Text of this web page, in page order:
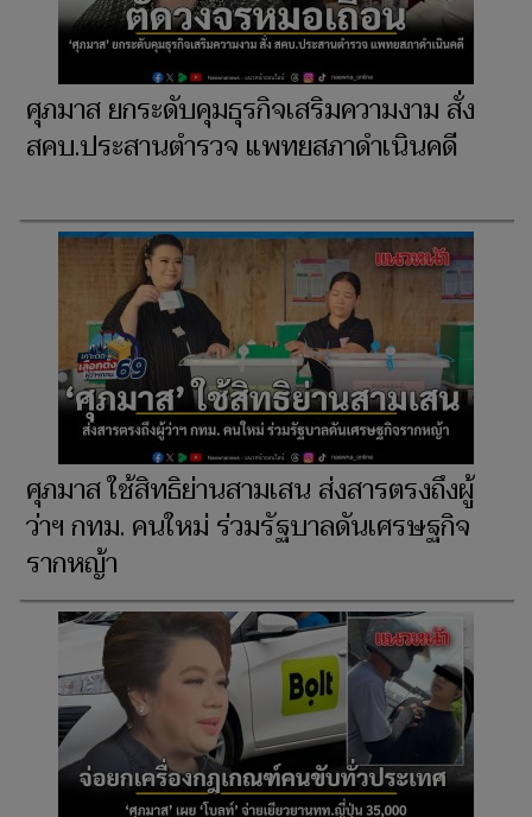
ศุภมาส ยกระดับคุมธุรกิจเสริมความงาม สั่ง
สคบ.ประสานตำรวจ แพทยสภาดำเนินคดี
ศุภมาส ใช้สิทธิย่านสามเสน ส่งสารตรงถึงผู้
ว่าฯ กทม. คนใหม่ ร่วมรัฐบาลดันเศรษฐกิจ
รากหญ้า